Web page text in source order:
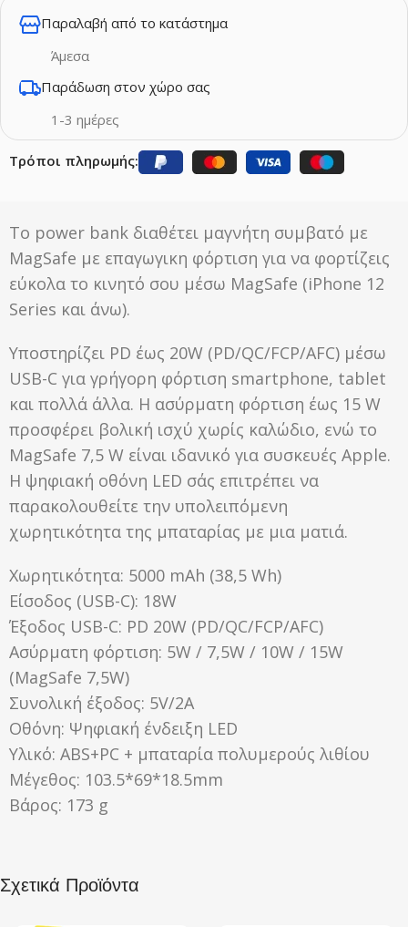
Παραλαβή από το κατάστημα
Άμεσα
Παράδωση στον χώρο σας
1-3 ημέρες
Τρόποι πληρωμής:
Το power bank διαθέτει μαγνήτη συμβατό με
MagSafe με επαγωγικη φόρτιση για να φορτίζεις
εύκολα το κινητό σου μέσω MagSafe (iPhone 12
Series και άνω).
Υποστηρίζει PD έως 20W (PD/QC/FCP/AFC) μέσω
USB-C για γρήγορη φόρτιση smartphone, tablet
και πολλά άλλα. Η ασύρματη φόρτιση έως 15 W
προσφέρει βολική ισχύ χωρίς καλώδιο, ενώ το
MagSafe 7,5 W είναι ιδανικό για συσκευές Apple.
Η ψηφιακή οθόνη LED σάς επιτρέπει να
παρακολουθείτε την υπολειπόμενη
χωρητικότητα της μπαταρίας με μια ματιά.
Χωρητικότητα: 5000 mAh (38,5 Wh)
Είσοδος (USB-C): 18W
Έξοδος USB-C: PD 20W (PD/QC/FCP/AFC)
Ασύρματη φόρτιση: 5W / 7,5W / 10W / 15W
(MagSafe 7,5W)
Συνολική έξοδος: 5V/2A
Οθόνη: Ψηφιακή ένδειξη LED
Υλικό: ABS+PC + μπαταρία πολυμερούς λιθίου
Μέγεθος: 103.5*69*18.5mm
Βάρος: 173 g
Σχετικά Προϊόντα